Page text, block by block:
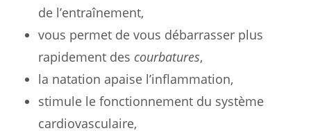
de l’entraînement,
vous permet de vous débarrasser plus
rapidement des courbatures,
la natation apaise l’inflammation,
stimule le fonctionnement du système
cardiovasculaire,